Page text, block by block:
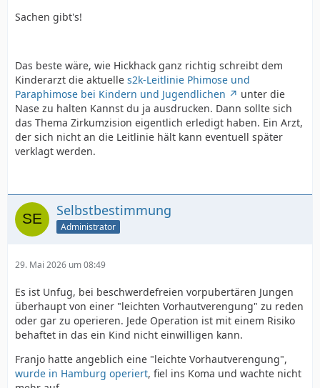
Sachen gibt's!
Das beste wäre, wie Hickhack ganz richtig schreibt dem
Kinderarzt die aktuelle s2k-Leitlinie Phimose und
Paraphimose bei Kindern und Jugendlichen
unter die
Nase zu halten Kannst du ja ausdrucken. Dann sollte sich
das Thema Zirkumzision eigentlich erledigt haben. Ein Arzt,
der sich nicht an die Leitlinie hält kann eventuell später
verklagt werden.
Selbstbestimmung
Administrator
29. Mai 2026 um 08:49
Es ist Unfug, bei beschwerdefreien vorpubertären Jungen
überhaupt von einer "leichten Vorhautverengung" zu reden
oder gar zu operieren. Jede Operation ist mit einem Risiko
behaftet in das ein Kind nicht einwilligen kann.
Franjo hatte angeblich eine "leichte Vorhautverengung",
wurde in Hamburg operiert, fiel ins Koma und wachte nicht